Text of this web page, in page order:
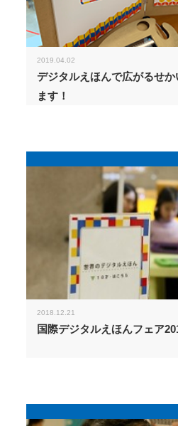
2019.04.02
デジタルえほんで広がるせ
ます！
2018.12.21
国際デジタルえほんフェア